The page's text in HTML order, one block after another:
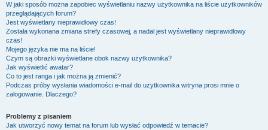
W jaki sposób można zapobiec wyświetlaniu nazwy użytkownika na liście użytkowników
przeglądających forum?
Jest wyświetlany nieprawidłowy czas!
Została wykonana zmiana strefy czasowej, a nadal jest wyświetlany nieprawidłowy
czas!
Mojego języka nie ma na liście!
Czym są obrazki wyświetlane obok nazwy użytkownika?
Jak wyświetlić awatar?
Co to jest ranga i jak można ją zmienić?
Podczas próby wysłania wiadomości e-mail do użytkownika witryna prosi mnie o
zalogowanie. Dlaczego?
Problemy z pisaniem
Jak utworzyć nowy temat na forum lub wysłać odpowiedź w temacie?